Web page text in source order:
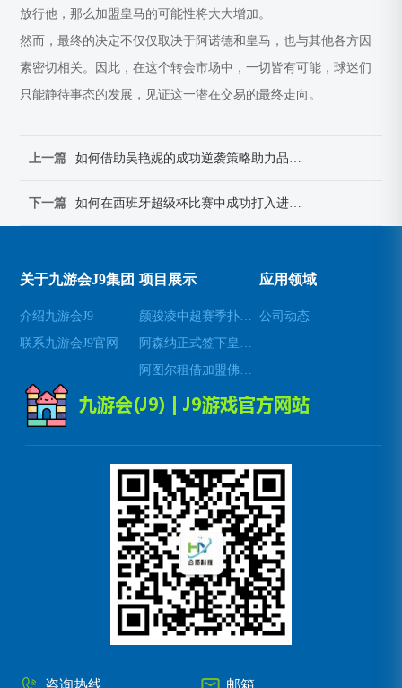
放行他，那么加盟皇马的可能性将大大增加。
然而，最终的决定不仅仅取决于阿诺德和皇马，也与其他各方因
素密切相关。因此，在这个转会市场中，一切皆有可能，球迷们
只能静待事态的发展，见证这一潜在交易的最终走向。
上一篇
下一篇
关于九游会J9集团
介绍九游会J9
联系九游会J9官网
项目展示 应用领域
公司动态
邮箱
咨询热线